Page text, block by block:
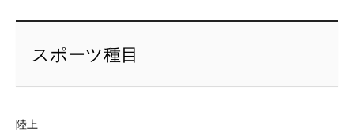
スポーツ種目
陸上